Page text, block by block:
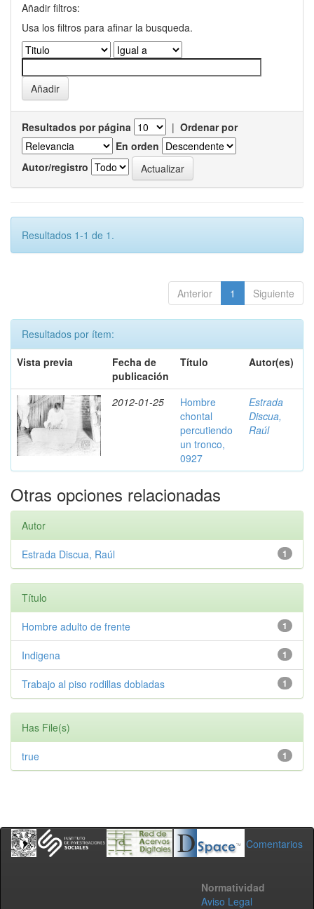
Añadir filtros:
Usa los filtros para afinar la busqueda.
Resultados por página | Ordenar por
En orden
Autor/registro
Resultados 1-1 de 1.
Anterior 1 Siguiente
Resultados por ítem:
Vista previa
Fecha de
publicación
Título Autor(es)
2012-01-25
Hombre
chontal
percutiendo
un tronco,
0927
Estrada
Discua,
Raúl
Otras opciones relacionadas
Autor
1
Estrada Discua, Raúl
Título
1
Hombre adulto de frente
1
Indigena
1
Trabajo al piso rodillas dobladas
Has File(s)
1
true
Comentarios
Normatividad
Aviso Legal